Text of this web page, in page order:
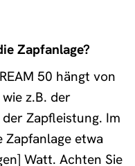
Zapfanlage?
50 hängt von
z.B. der
Zapfleistung. Im
etwa
Watt. Achten Sie